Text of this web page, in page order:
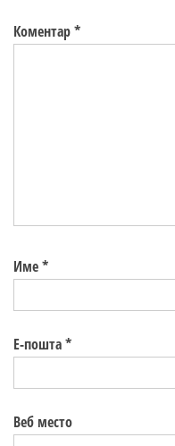
Коментар*
Име*
Е-пошта*
Веб место